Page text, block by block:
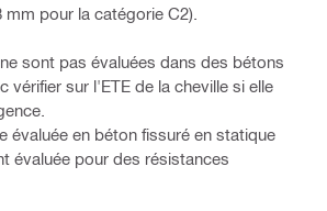
pour la catégorie C2).
sont pas évaluées dans des bétons
vérifier sur l'ETE de la cheville si elle
évaluée en béton fissuré en statique
évaluée pour des résistances